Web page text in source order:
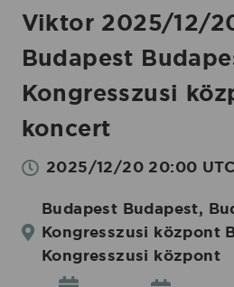
Koncertbooking
Viktor 2025/12/
Budapest
Kongresszusi
koncert
2025/12/20 20:00
Budapest Budapest,
Kongresszusi központ
Kongresszusi központ